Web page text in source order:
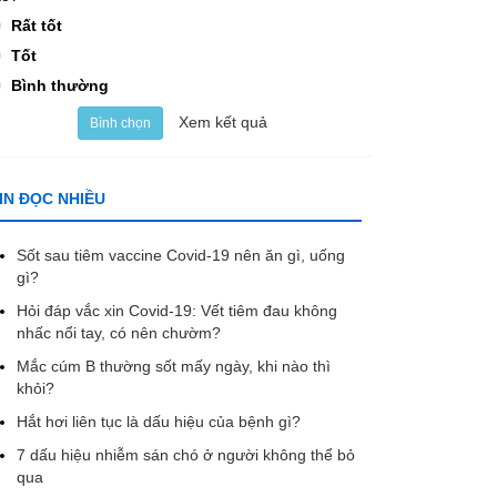
Rất tốt
Tốt
Bình thường
Bình chọn Xem kết quả
ĐỌC NHIỀU
Sốt sau tiêm vaccine Covid-19 nên ăn gì, uống
gì?
Hỏi đáp vắc xin Covid-19: Vết tiêm đau không
nhấc nổi tay, có nên chườm?
Mắc cúm B thường sốt mấy ngày, khi nào thì
khỏi?
Hắt hơi liên tục là dấu hiệu của bệnh gì?
7 dấu hiệu nhiễm sán chó ở người không thể bỏ
qua